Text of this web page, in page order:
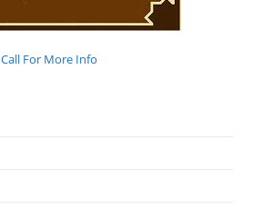
Call For More Info